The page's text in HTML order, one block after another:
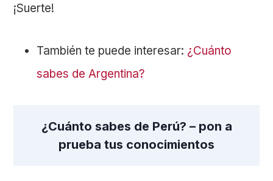
¡Suerte!
También te puede interesar: ¿Cuánto
sabes de Argentina?
¿Cuánto sabes de Perú? – pon a
prueba tus conocimientos